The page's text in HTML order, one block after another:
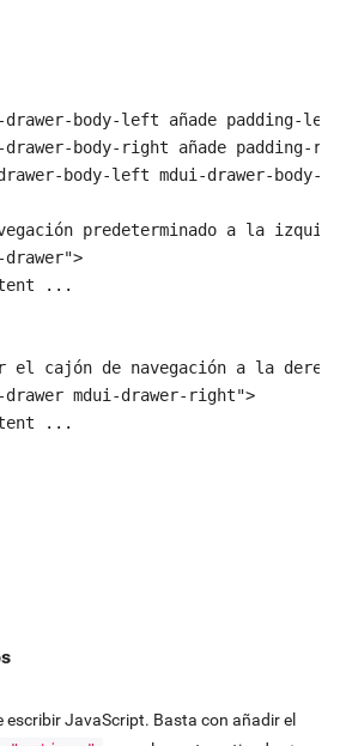
body-left añade padding-
body-right añade padding-
body-left mdui-drawer-body-
predeterminado a la
drawer">
...
el cajón de navegación a la
mdui-drawer-right">
...
escribir JavaScript. Basta con añadir el